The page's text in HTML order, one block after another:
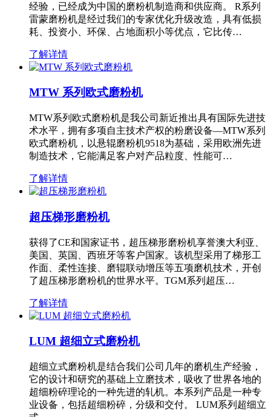
经验，已经成为中国的磨粉机制造商和供应商。 R系列
雷蒙磨粉机是经过我们的专家优化升级改造，具有低损
耗、投资小、环保、占地面积小等优点，它比传…
了解详情
MTW 系列欧式磨粉机
MTW系列欧式磨粉机是我公司新近推出具有国际先进技
术水平，拥有多项自主技术产权的粉磨设备—MTW系列
欧式磨粉机，以悬辊磨粉机9518为基础，采用欧洲先进
制造技术，它能满足客户对产品粒度、性能可…
了解详情
超压梯形磨粉机
获得了CE和国家证书，超压梯形磨粉机享誉澳大利亚、
美国、英国、西班牙等客户国家。该机型采用了梯形工
作面、柔性连接、磨辊联动增压等五项磨机技术，开创
了超压梯形磨粉机的世界水平。TGM系列超压…
了解详情
LUM 超细立式磨粉机
超细立式磨粉机是结合我们公司几年的磨机生产经验，
它的设计和研究的基础上立磨技术，吸收了世界各地的
超细粉碎理论的一种先进的轧机。本系列产品是一种专
业设备，包括超细粉碎，分级和交付。 LUM系列超细立